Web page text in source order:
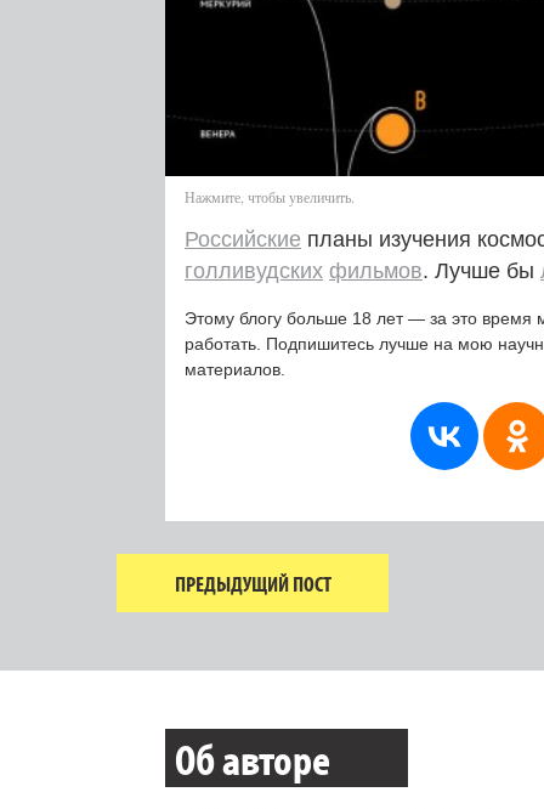
Нажмите, чтобы увеличить.
Российские планы изучения
голливудских фильмов. Лучше бы
Этому блогу больше 18 лет — за это время
работать. Подпишитесь лучше на мою
материалов.
ПРЕДЫДУЩИЙ ПОСТ
Об авторе